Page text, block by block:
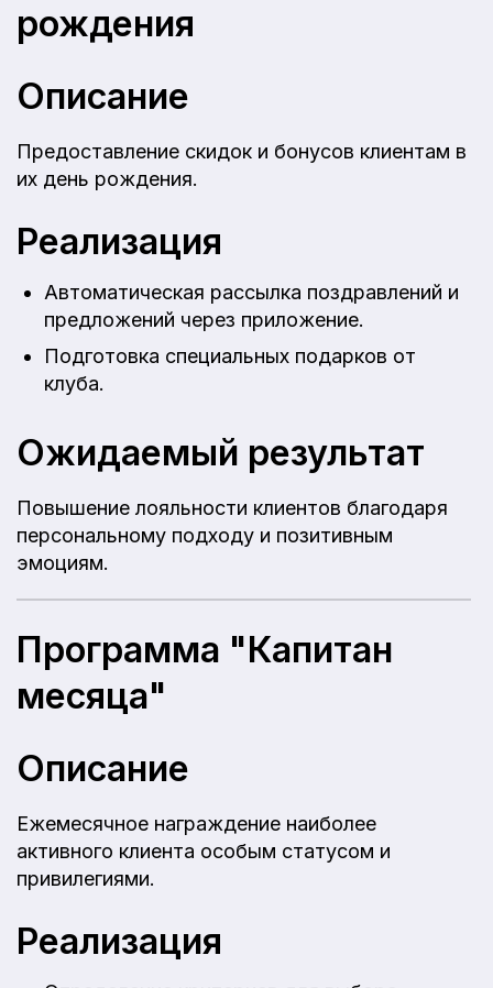
рождения
Описание
Предоставление скидок и бонусов клиентам в
их день рождения.
Реализация
Автоматическая рассылка поздравлений и
предложений через приложение.
Подготовка специальных подарков от
клуба.
Ожидаемый результат
Повышение лояльности клиентов благодаря
персональному подходу и позитивным
эмоциям.
Программа "Капитан
месяца"
Описание
Ежемесячное награждение наиболее
активного клиента особым статусом и
привилегиями.
Реализация